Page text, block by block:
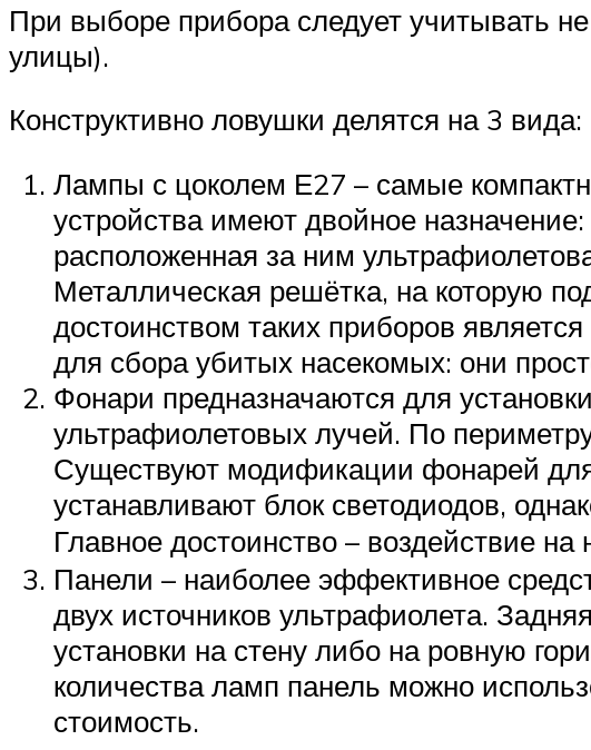
При выборе прибора следует учитывать
улицы).
Конструктивно ловушки делятся на 3 вида:
Лампы с цоколем Е27 – самые
устройства имеют двойное
расположенная за ним
Металлическая решётка, на которую
достоинством таких приборов
для сбора убитых насекомых: они
Фонари предназначаются для
ультрафиолетовых лучей. По периметру
Существуют модификации фонарей
устанавливают блок светодиодов,
Главное достоинство – воздействие
Панели – наиболее эффективное
двух источников ультрафиолета.
установки на стену либо на ровную
количества ламп панель можно
стоимость.